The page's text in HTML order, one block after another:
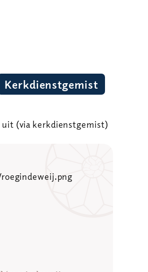
Kerkdienstgemist
(via kerkdienstgemist)